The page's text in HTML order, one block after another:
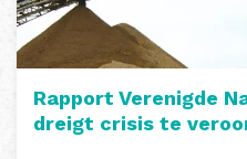
Rapport Verenigde
dreigt crisis te